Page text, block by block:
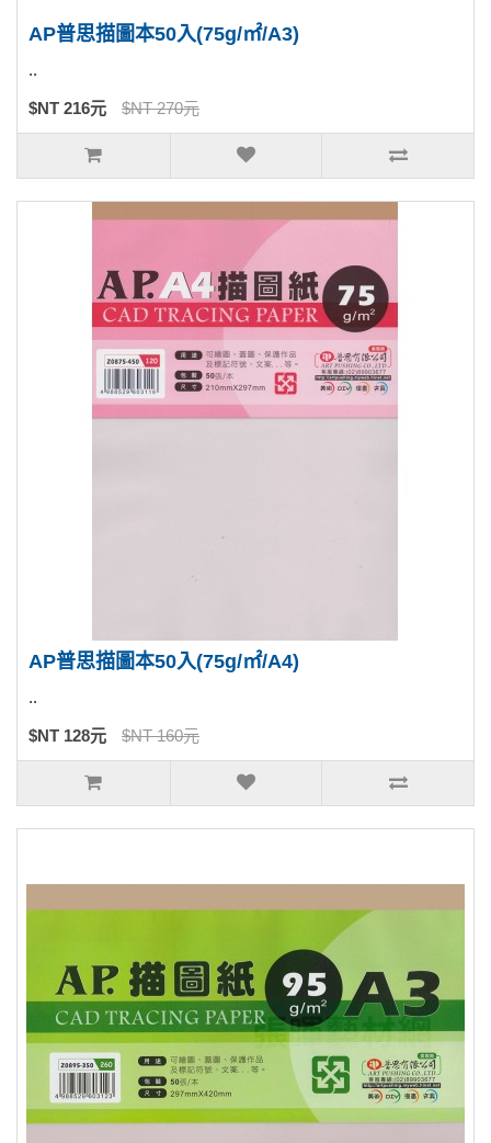
AP普思描圖本50入(75g/㎡/A3)
..
$NT 216元 $NT 270元
AP普思描圖本50入(75g/㎡/A4)
..
$NT 128元 $NT 160元